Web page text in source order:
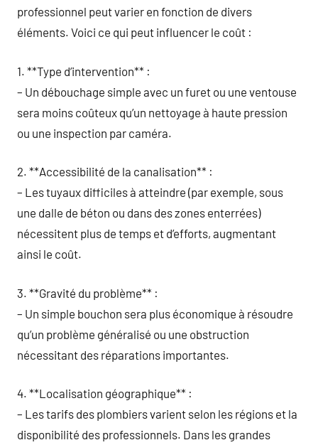
professionnel peut varier en fonction de divers
éléments. Voici ce qui peut influencer le coût :
1. **Type d’intervention** :
– Un débouchage simple avec un furet ou une ventouse
sera moins coûteux qu’un nettoyage à haute pression
ou une inspection par caméra.
2. **Accessibilité de la canalisation** :
– Les tuyaux difficiles à atteindre (par exemple, sous
une dalle de béton ou dans des zones enterrées)
nécessitent plus de temps et d’efforts, augmentant
ainsi le coût.
3. **Gravité du problème** :
– Un simple bouchon sera plus économique à résoudre
qu’un problème généralisé ou une obstruction
nécessitant des réparations importantes.
4. **Localisation géographique** :
– Les tarifs des plombiers varient selon les régions et la
disponibilité des professionnels. Dans les grandes